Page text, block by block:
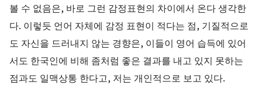
볼 수 없음은, 바로 그런 감정표현의 차이에서 온다 생각한
다. 이렇듯 언어 자체에 감정 표현이 적다는 점, 기질적으로
도 자신을 드러내지 않는 경향은, 이들이 영어 습득에 있어
서도 한국인에 비해 좀처럼 좋은 결과를 내고 있지 못하는
점과도 일맥상통 한다고, 저는 개인적으로 보고 있다.